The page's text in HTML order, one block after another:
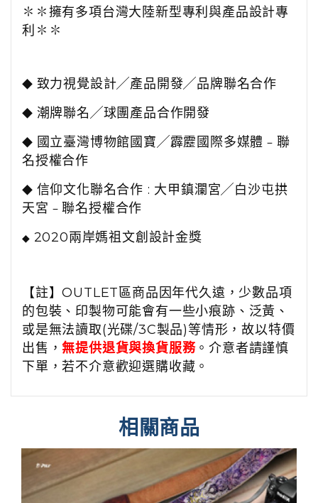
✽✽擁有多項台灣大陸新型專利與產品設計專
利 ✽✽
◆ 致力視覺設計╱產品開發╱品牌聯名合作
◆ 潮牌聯名╱球團產品合作開發
◆ 國立臺灣博物館國寶╱霹靂國際多媒體﹣聯
名授權合作
◆ 信仰文化聯名合作 : 大甲鎮瀾宮╱白沙屯拱
天宮﹣聯名授權合作
◆ 2020兩岸媽祖文創設計金獎
【註】OUTLET區商品因年代久遠，少數品項
的包裝、印製物可能會有一些小痕跡、泛黃、
或是無法讀取(光碟/3C製品)等情形，故以特價
出售，無提供退貨與換貨服務。介意者請謹慎
下單，若不介意歡迎選購收藏。
相關商品